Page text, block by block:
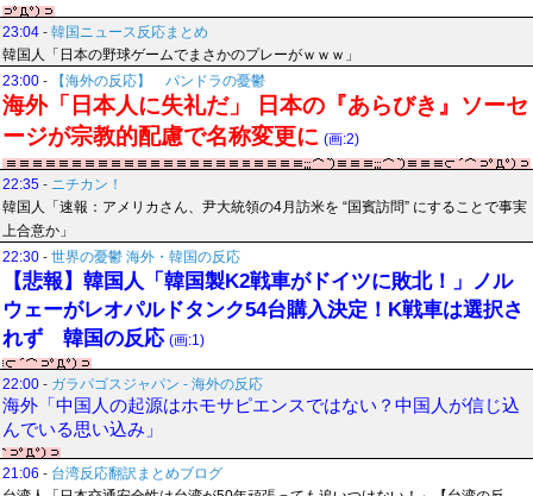
23:04 - 韓国ニュース反応まとめ
韓国人「日本の野球ゲームでまさかのプレーがｗｗｗ」
23:00 - 【海外の反応】 パンドラの憂鬱
海外「日本人に失礼だ」 日本の『あらびき』ソーセ
ージが宗教的配慮で名称変更に (画:2)
22:35 - ニチカン！
韓国人「速報：アメリカさん、尹大統領の4月訪米を “国賓訪問” にすることで事実
上合意か」
22:30 - 世界の憂鬱 海外・韓国の反応
【悲報】韓国人「韓国製K2戦車がドイツに敗北！」ノル
ウェーがレオパルドタンク54台購入決定！K戦車は選択さ
れず 韓国の反応 (画:1)
22:00 - ガラパゴスジャパン - 海外の反応
海外「中国人の起源はホモサピエンスではない？中国人が信じ込
んでいる思い込み」
21:06 - 台湾反応翻訳まとめブログ